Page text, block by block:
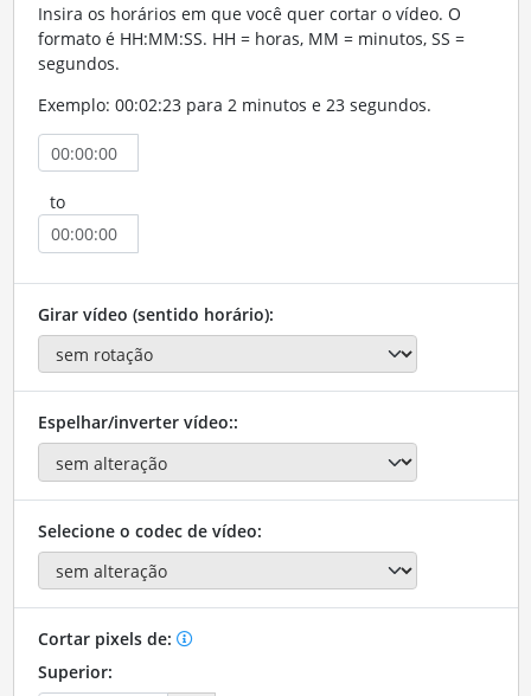
Insira os horários em que você quer cortar o vídeo. O
formato é HH:MM:SS. HH = horas, MM = minutos, SS =
segundos.
Exemplo: 00:02:23 para 2 minutos e 23 segundos.
to
Girar vídeo (sentido horário):
Espelhar/inverter vídeo::
Selecione o codec de vídeo:
Cortar pixels de:
Superior: